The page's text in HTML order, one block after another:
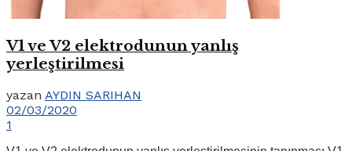
V1 ve V2 elektrodunun yanlış
yerleştirilmesi
yazan AYDIN SARIHAN
02/03/2020
1